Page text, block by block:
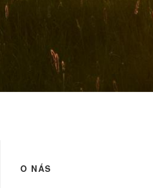
Dodavatel webových
WWW STRÁNKY
O NÁS